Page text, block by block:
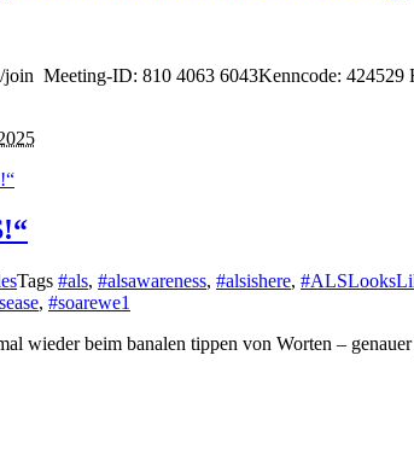
join Meeting-ID: 810 4063 6043Kenncode:
Tags #als, #alsawareness, #alsishere,
, #soarewe1
wieder beim banalen tippen von Worten –